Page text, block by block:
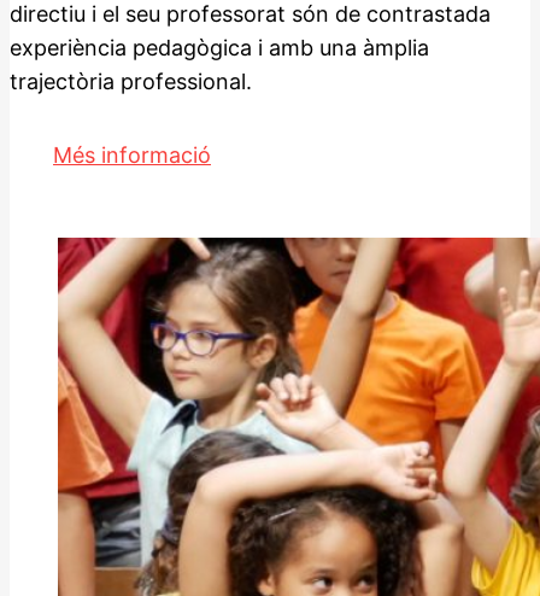
directiu i el seu professorat són de contrastada
experiència pedagògica i amb una àmplia
trajectòria professional.
Més informació